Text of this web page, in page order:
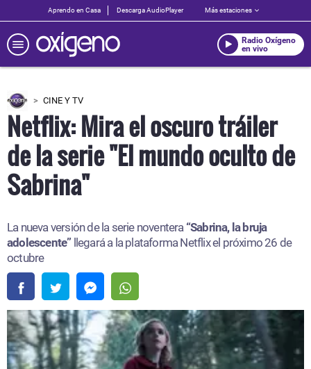
Aprendo en Casa Descarga AudioPlayer Más estaciones
Radio Oxígeno
en vivo
CINE Y TV
Netflix: Mira el oscuro tráiler
de la serie "El mundo oculto de
Sabrina"
La nueva versión de la serie noventera “Sabrina, la bruja
adolescente” llegará a la plataforma Netflix el próximo 26 de
octubre